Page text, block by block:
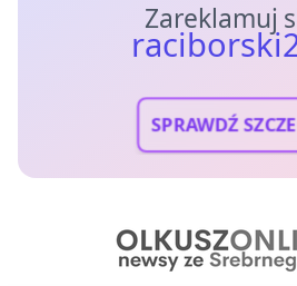
Zareklamuj
SPRAWDŹ